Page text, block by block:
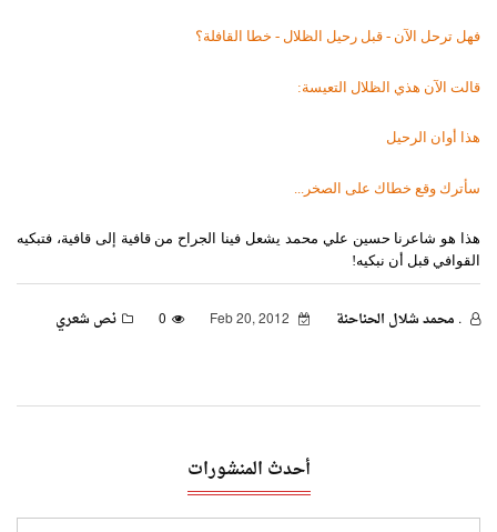
فهل ترحل الآن - قبل رحيل الظلال - خطا القافلة؟
قالت الآن هذي الظلال التعيسة:
هذا أوان الرحيل
سأترك وقع خطاك على الصخر
هذا هو شاعرنا حسين علي محمد يشعل فينا الجراح من قافية إلى قافية، فتبكيه
القوافي قبل أن نبكيه!
. محمد شلال الحناحنة 0 نص شعري
أحدث المنشورات